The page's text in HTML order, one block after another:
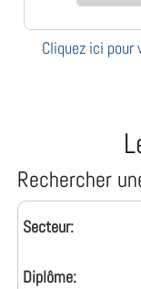
Cliquez ici pour
Rechercher
Secteur:
Diplôme: